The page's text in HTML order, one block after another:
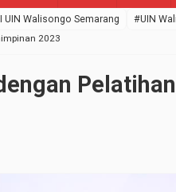
UIN Walisongo Semarang #UIN
2023
Pelatihan